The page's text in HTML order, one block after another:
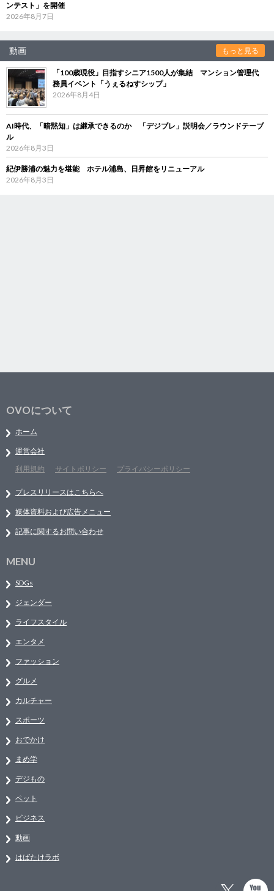
ンテスト」を開催
2026年8月7日
動画 もっと見る
「100歳現役」目指すシニア1500人が集結 マンション管理代
務員イベント「うぇるねすシップ」
2026年8月4日
AI時代、「暗黙知」は継承できるのか 「デジブレ」説明会／ラウンドテーブ
ル
2026年8月3日
紀伊勝浦の魅力を堪能 ホテル浦島、日昇館をリニューアル
2026年8月3日
OVOについて
ホーム
運営会社
利用規約
サイトポリシー プライバシーポリシー
プレスリリースはこちらへ
媒体資料および広告メニュー
記事に関するお問い合わせ
MENU
SDGs
ジェンダー
ライフスタイル
エンタメ
ファッション
グルメ
カルチャー
スポーツ
おでかけ
まめ学
デジもの
ペット
ビジネス
動画
はばたけラボ